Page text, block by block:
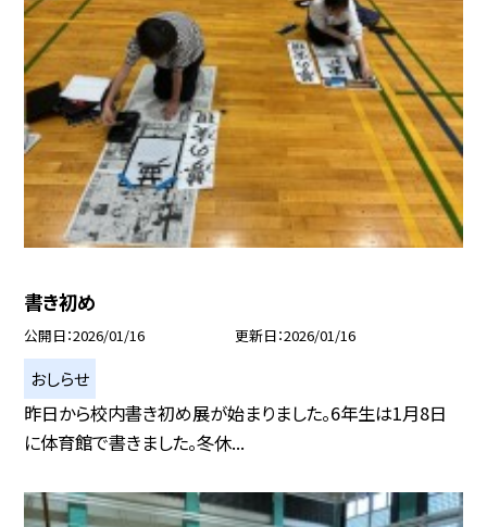
書き初め
公開日 2026/01/16 更新日 2026/01/16
おしらせ
昨日から校内書き初め展が始まりました。6年生は1月8日
に体育館で書きました。冬休...